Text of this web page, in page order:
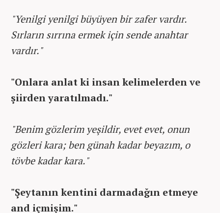
"Yenilgi yenilgi büyüyen bir zafer vardır.
Sırların sırrına ermek için sende anahtar
vardır."
"Onlara anlat ki insan kelimelerden ve
şiirden yaratılmadı."
"Benim gözlerim yeşildir, evet evet, onun
gözleri kara; ben günah kadar beyazım, o
tövbe kadar kara."
"Şeytanın kentini darmadağın etmeye
and içmişim."